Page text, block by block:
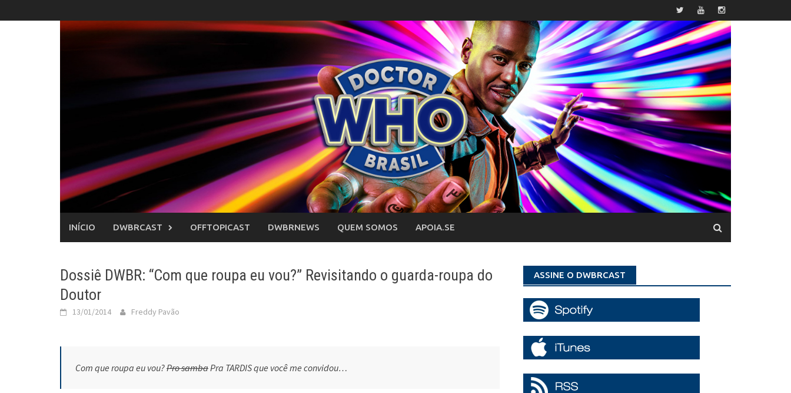
to
INÍCIO DWBRCAST OFFTOPICAST DWBRNEWS QUEM SOMOS APOIA.SE
Dossiê DWBR: “Com que roupa eu vou?” Revisitando o guarda-roupa do
Doutor
13/01/2014 Freddy Pavão
Com que roupa eu vou?Pro sambaPra TARDIS que você me convidou…
ASSINE O DWBRCAST